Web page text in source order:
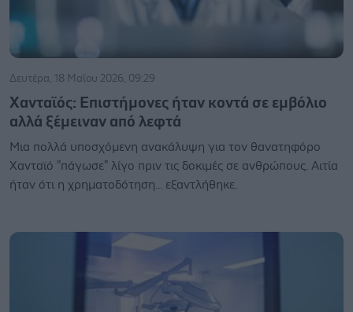
Δευτέρα, 18 Μαΐου 2026, 09:29
Χανταϊός: Επιστήμονες ήταν κοντά σε εμβόλιο
αλλά ξέμειναν από λεφτά
Μια πολλά υποσχόμενη ανακάλυψη για τον θανατηφόρο
Χανταϊό "πάγωσε" λίγο πριν τις δοκιμές σε ανθρώπους. Αιτία
ήταν ότι η χρηματοδότηση... εξαντλήθηκε.